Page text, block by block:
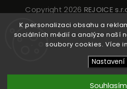
K personalizaci obsahu a
sociálních médií a analýze naší
soubory cookies. Více
Nastavení
Souhlasím
Copyright 2026 REJOICE
vyhrazena.
Upravit
VytvořilShoptet| Design